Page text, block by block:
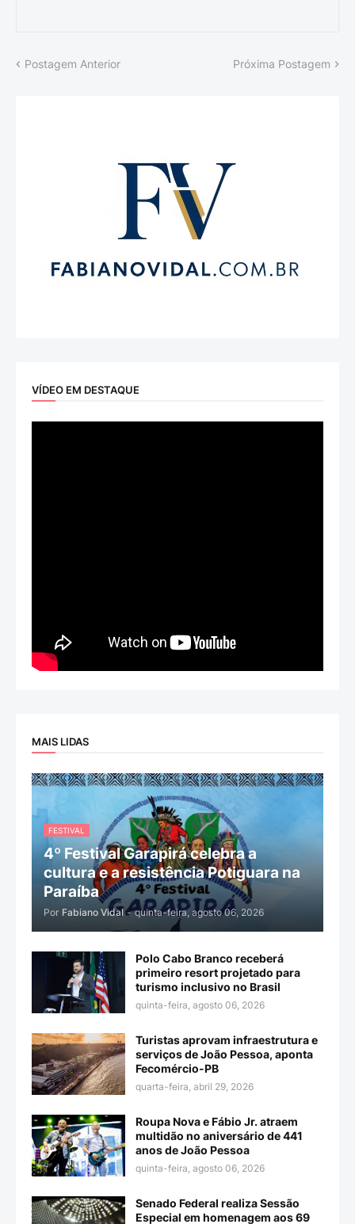
Postagem Anterior Próxima Postagem
VÍDEO EM DESTAQUE
MAIS LIDAS
FESTIVAL
4º Festival Garapirá celebra a
cultura e a resistência Potiguara na
Paraíba
Por Fabiano Vidal - quinta-feira, agosto 06, 2026
Polo Cabo Branco receberá
primeiro resort projetado para
turismo inclusivo no Brasil
quinta-feira, agosto 06, 2026
Turistas aprovam infraestrutura e
serviços de João Pessoa, aponta
Fecomércio-PB
quarta-feira, abril 29, 2026
Roupa Nova e Fábio Jr. atraem
multidão no aniversário de 441
anos de João Pessoa
quinta-feira, agosto 06, 2026
Senado Federal realiza Sessão
Especial em homenagem aos 69